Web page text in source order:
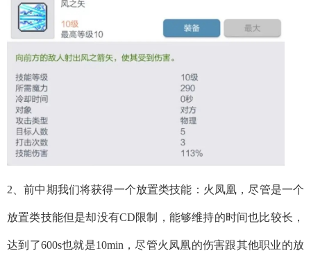
2、前中期我们将获得一个放置类技能：火凤凰，尽管是一个
放置类技能但是却没有CD限制，能够维持的时间也比较长，
达到了600s也就是10min，尽管火凤凰的伤害跟其他职业的放